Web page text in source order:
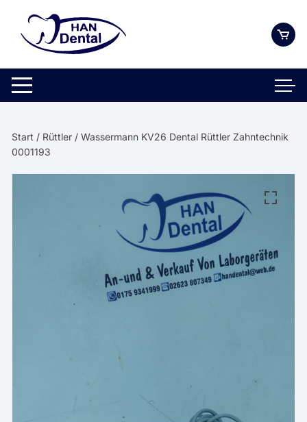
springen
Start / Rüttler / Wassermann KV26 Dental Rüttler Zahntechnik
0001193